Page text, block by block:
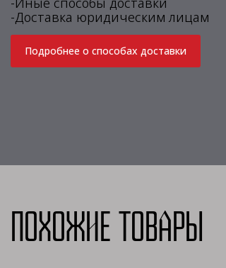
-Доставка юридическим лицам
Подробнее о способах доставки
Похожие товары